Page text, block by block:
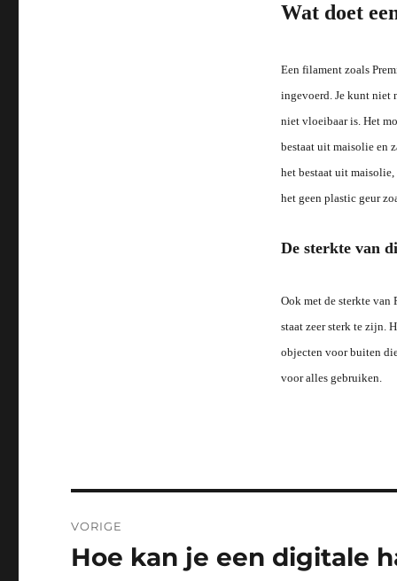
Wat doet
Een filament zoals
ingevoerd. Je kunt niet
niet vloeibaar is. Het
bestaat uit maisolie en
het bestaat uit
het geen plastic geur
De sterkte van
Ook met de sterkte van
staat zeer sterk te zijn.
objecten voor buiten
voor alles gebruiken.
navigatie
VORIGE
Vorig
Hoe kan je een digitale